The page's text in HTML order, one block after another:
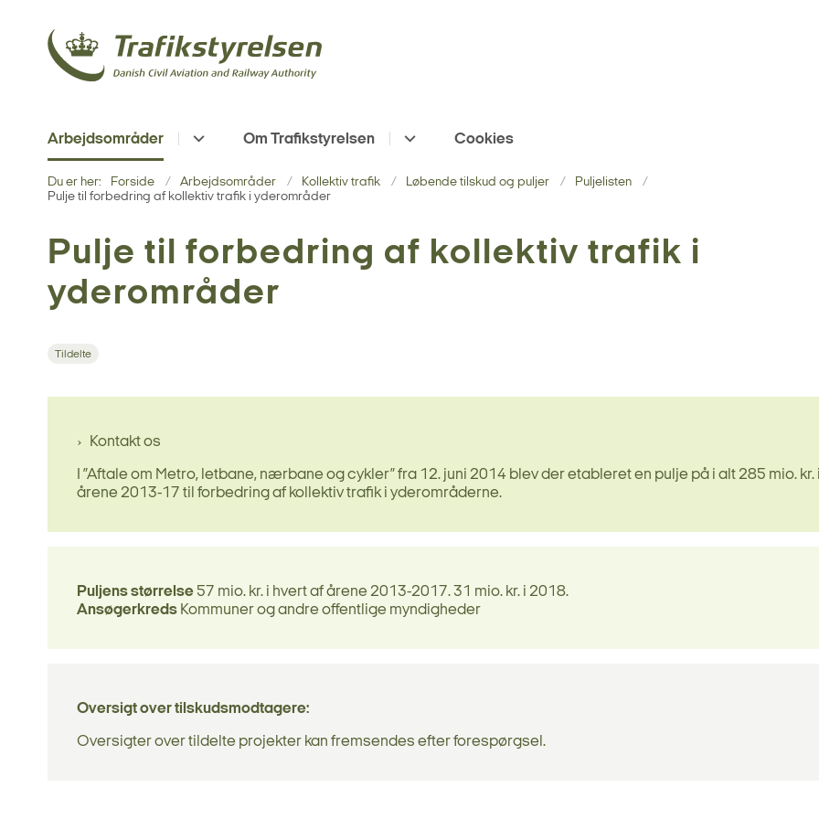
Arbejdsområder Om Trafikstyrelsen Cookies
Du er her: Forside Arbejdsområder Kollektiv trafik Løbende tilskud og puljer
Puljelisten
Pulje til forbedring af kollektiv trafik i yderområder
Pulje til forbedring af kollektiv trafik i
yderområder
Tildelte
Kontakt os
I ”Aftale om Metro, letbane, nærbane og cykler” fra 12. juni 2014 blev der etableret en pulje på i alt 285 mio. kr.
årene 2013-17 til forbedring af kollektiv trafik i yderområderne.
Puljens størrelse 57 mio. kr. i hvert af årene 2013-2017. 31 mio. kr. i 2018.
Ansøgerkreds Kommuner og andre offentlige myndigheder
Oversigt over tilskudsmodtagere:
Oversigter over tildelte projekter kan fremsendes efter forespørgsel.